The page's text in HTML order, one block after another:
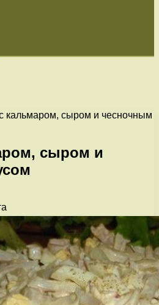
кальмаром, сыром и чесночным
сыром и